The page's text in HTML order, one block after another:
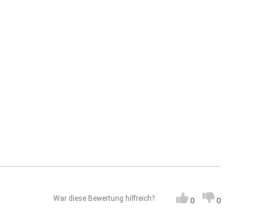
War diese Bewertung hilfreich? 0 0